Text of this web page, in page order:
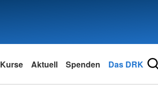
Kurse Aktuell Spenden Das DRK